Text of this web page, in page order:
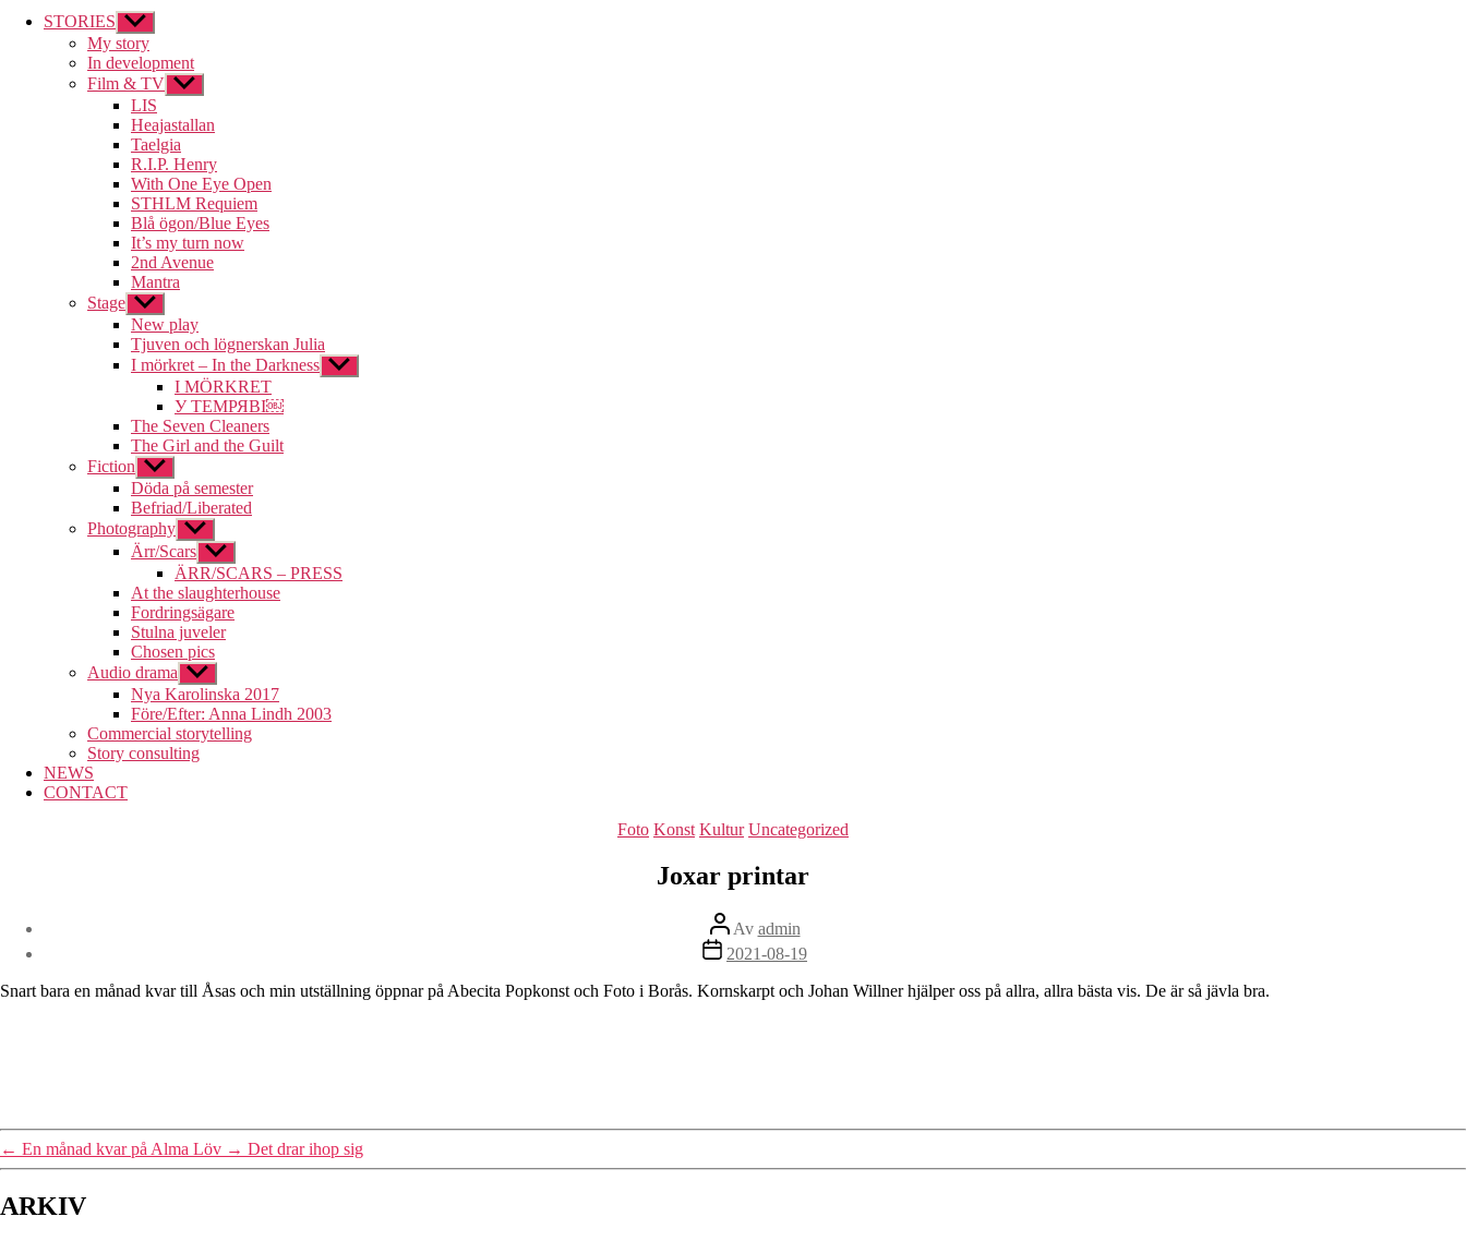
STORIES Visa
undermeny
My story
In development
Film & TV Visa
undermeny
LIS
Heajastallan
Taelgia
R.I.P. Henry
With One Eye Open
STHLM Requiem
Blå ögon/Blue Eyes
It’s my turn now
2nd Avenue
Mantra
Stage Visa
undermeny
New play
Tjuven och lögnerskan Julia
I mörkret – In the Darkness Visa
undermeny
I MÖRKRET
У ТЕМРЯВІ￼
The Seven Cleaners
The Girl and the Guilt
Fiction Visa
undermeny
Döda på semester
Befriad/Liberated
Photography Visa
undermeny
Ärr/Scars Visa
undermeny
ÄRR/SCARS – PRESS
At the slaughterhouse
Fordringsägare
Stulna juveler
Chosen pics
Audio drama Visa
undermeny
Nya Karolinska 2017
Före/Efter: Anna Lindh 2003
Commercial storytelling
Story consulting
NEWS
CONTACT
Kategorier
Foto Konst Kultur Uncategorized
Joxar printar
Inläggsförfattare
Av admin
Inläggsdatum
2021-08-19
Snart bara en månad kvar till Åsas och min utställning öppnar på Abecita Popkonst och Foto i Borås. Kornskarpt och Johan Willner hjälper oss på allra, allra bästa vis. De är så jävla bra.
← En månad kvar på Alma Löv → Det drar ihop sig
ARKIV